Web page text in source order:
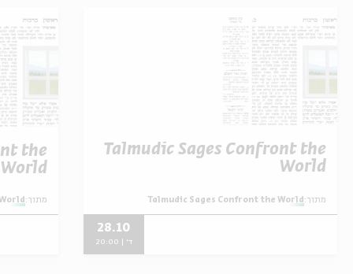
Talmudic Sages Confront the
World
מתוך: Talmudic Sages Confront the World
28.10
ד' | 20:00
the
World
מתוך: